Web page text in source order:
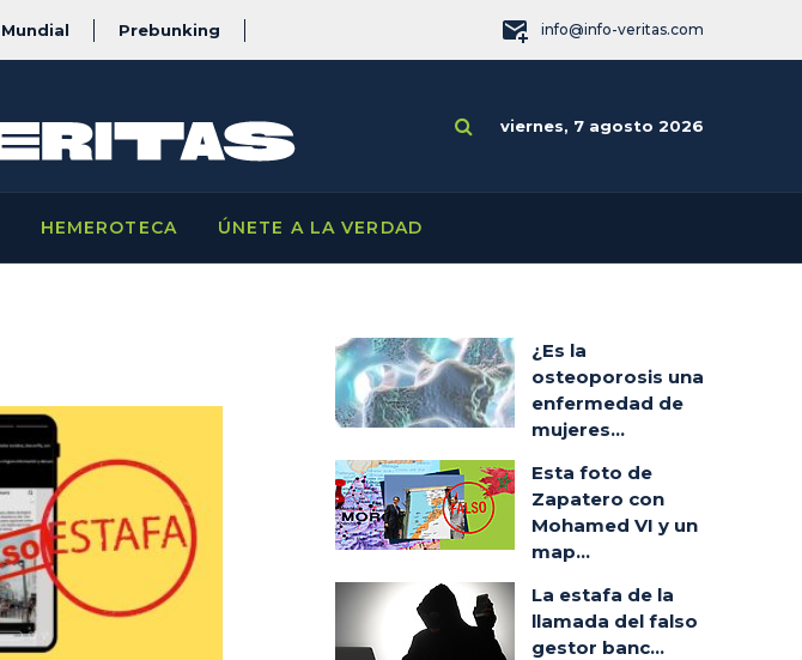
Mundial Prebunking info@info-veritas.com
viernes, 7 agosto 2026
HEMEROTECA ÚNETE A LA VERDAD
¿Es la
osteoporosis una
enfermedad de
mujeres...
Esta foto de
Zapatero con
Mohamed VI y un
map...
La estafa de la
llamada del falso
gestor banc...